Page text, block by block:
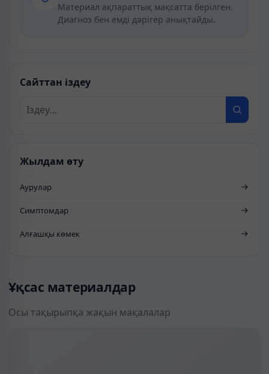
Материал ақпараттық мақсатта берілген.
Диагноз бен емді дәрігер анықтайды.
Сайттан іздеу
Жылдам өту
Аурулар
Симптомдар
Алғашқы көмек
Ұқсас материалдар
Осы тақырыпқа жақын мақалалар